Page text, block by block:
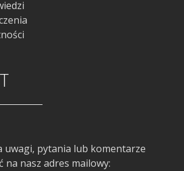
uwagi, pytania lub komentarze
na nasz adres mailowy: